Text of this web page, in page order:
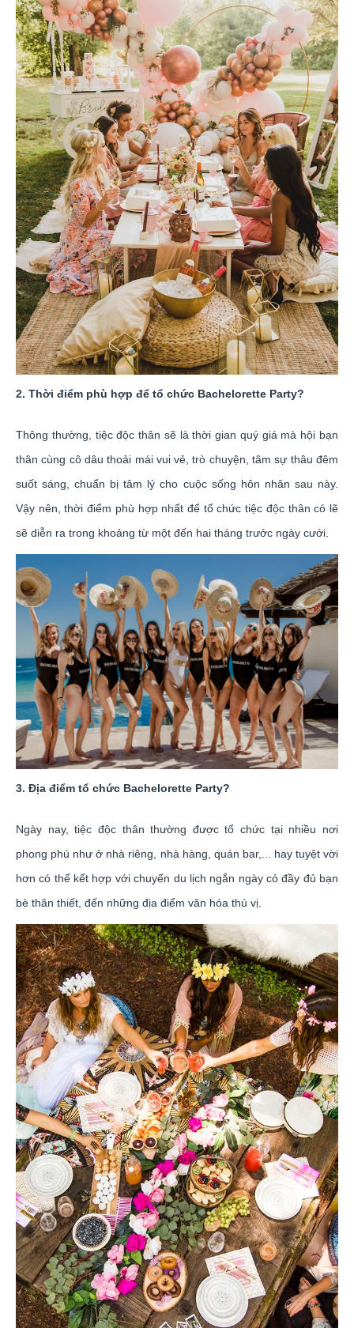
2. Thời điểm phù hợp để tổ chức Bachelorette Party?
Thông thường, tiệc độc thân sẽ là thời gian quý giá mà hội bạn
thân cùng cô dâu thoải mái vui vẻ, trò chuyện, tâm sự thâu đêm
suốt sáng, chuẩn bị tâm lý cho cuộc sống hôn nhân sau này.
Vậy nên, thời điểm phù hợp nhất để tổ chức tiệc độc thân có lẽ
sẽ diễn ra trong khoảng từ một đến hai tháng trước ngày cưới.
3. Địa điểm tổ chức Bachelorette Party?
Ngày nay, tiệc độc thân thường được tổ chức tại nhiều nơi
phong phú như ở nhà riêng, nhà hàng, quán bar,... hay tuyệt vời
hơn có thể kết hợp với chuyến du lịch ngắn ngày có đầy đủ bạn
bè thân thiết, đến những địa điểm văn hóa thú vị.